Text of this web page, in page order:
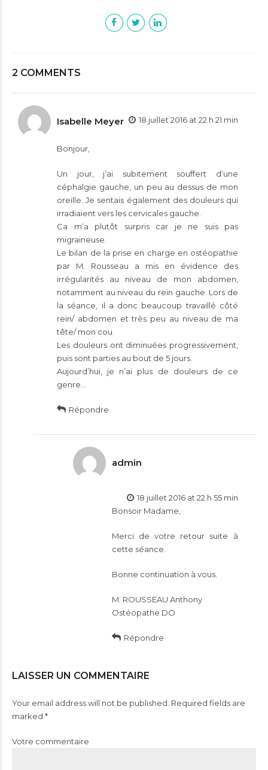
2 COMMENTS
Isabelle Meyer 18 juillet 2016 at 22 h 21 min
Bonjour,
Un jour, j’ai subitement souffert d’une
céphalgie gauche, un peu au dessus de mon
oreille. Je sentais également des douleurs qui
irradiaient vers les cervicales gauche.
Ca m’a plutôt surpris car je ne suis pas
migraineuse.
Le bilan de la prise en charge en ostéopathie
par M. Rousseau a mis en évidence des
irrégularités au niveau de mon abdomen,
notamment au niveau du rein gauche. Lors de
la séance, il a donc beaucoup travaillé côté
rein/ abdomen et très peu au niveau de ma
tête/ mon cou.
Les douleurs ont diminuées progressivement,
puis sont parties au bout de 5 jours.
Aujourd’hui, je n’ai plus de douleurs de ce
genre…
Répondre
admin
18 juillet 2016 at 22 h 55 min
Bonsoir Madame,
Merci de votre retour suite à
cette séance.
Bonne continuation à vous.
M. ROUSSEAU Anthony
Ostéopathe DO
Répondre
LAISSER UN COMMENTAIRE
Your email address will not be published. Required fields are
marked *
Votre commentaire